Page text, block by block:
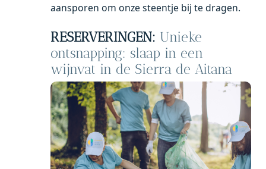
aansporen om onze steentje bij te dragen.
RESERVERINGEN: Unieke
ontsnapping: slaap in een
wijnvat in de Sierra de Aitana